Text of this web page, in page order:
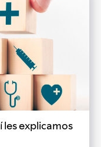
les explicamos